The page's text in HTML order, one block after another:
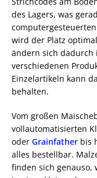
des Lagers, was
wird der Platz
ändern sich dadurch
verschiedenen
Einzelartikeln kann
behalten.
Vom großen
vollautomatisierten
oder Grainfather bis
alles bestellbar.
finden sich genauso,